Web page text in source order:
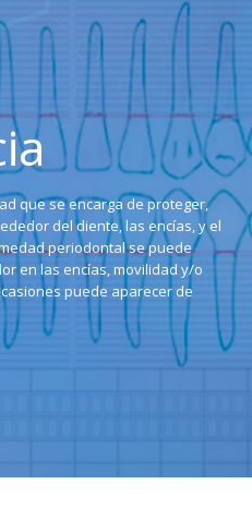
que se encarga de proteger,
del diente, las encías, y el
periodontal se puede
en las encías, movilidad y/o
puede aparecer de